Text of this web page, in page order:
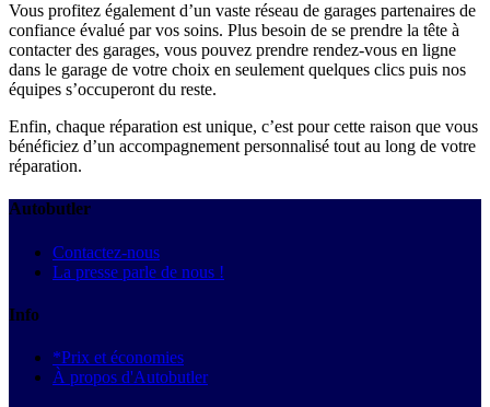
Vous profitez également d’un vaste réseau de garages partenaires de
confiance évalué par vos soins. Plus besoin de se prendre la tête à
contacter des garages, vous pouvez prendre rendez-vous en ligne
dans le garage de votre choix en seulement quelques clics puis nos
équipes s’occuperont du reste.
Enfin, chaque réparation est unique, c’est pour cette raison que vous
bénéficiez d’un accompagnement personnalisé tout au long de votre
réparation.
Autobutler
Contactez-nous
La presse parle de nous !
Info
*Prix et économies
À propos d'Autobutler